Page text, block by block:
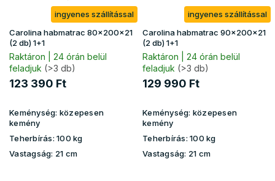
ingyenes szállítással
Carolina habmatrac 80x200x21
(2 db) 1+1
Raktáron | 24 órán belül
feladjuk (>3 db)
123 390 Ft
Keménység: közepesen
kemény
Teherbírás: 100 kg
Vastagság: 21 cm
ingyenes szállítással
Carolina habmatrac 90x200x21
(2 db) 1+1
Raktáron | 24 órán belül
feladjuk (>3 db)
129 990 Ft
Keménység: közepesen
kemény
Teherbírás: 100 kg
Vastagság: 21 cm